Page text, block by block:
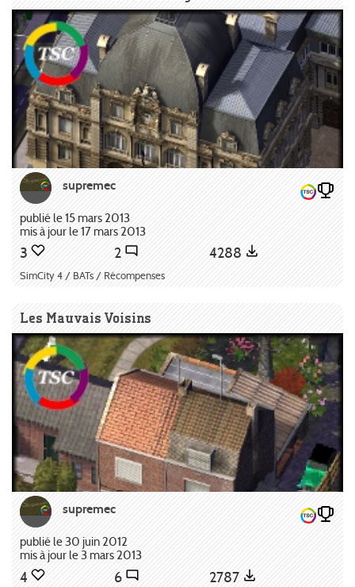
supremec
publié le 15 mars 2013
mis à jour le 17 mars 2013
3 2 4288
SimCity 4 / BATs / Récompenses
Les Mauvais Voisins
supremec
publié le 30 juin 2012
mis à jour le 3 mars 2013
4 6 2787